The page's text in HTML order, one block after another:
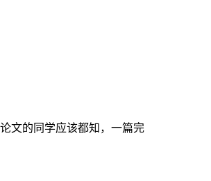
文的同学应该都知，一篇完